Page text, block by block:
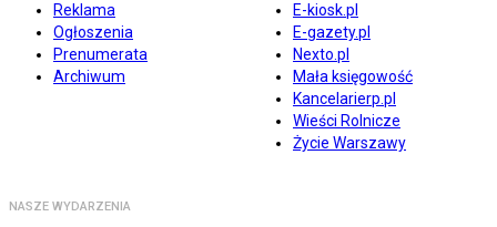
Reklama
Ogłoszenia
Prenumerata
Archiwum
E-kiosk.pl
E-gazety.pl
Nexto.pl
Mała księgowość
Kancelarierp.pl
Wieści Rolnicze
Życie Warszawy
NASZE WYDARZENIA